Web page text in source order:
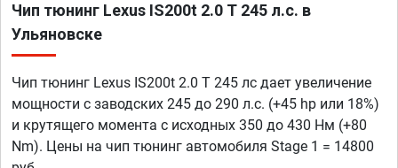
Чип тюнинг Lexus IS200t 2.0 T 245 л.с. в
Ульяновске
Чип тюнинг Lexus IS200t 2.0 T 245 лс дает увеличение
мощности с заводских 245 до 290 л.с. (+45 hp или 18%)
и крутящего момента с исходных 350 до 430 Нм (+80
Nm). Цены на чип тюнинг автомобиля Stage 1 = 14800